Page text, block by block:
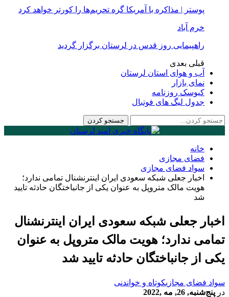
پوستر | مذاکره با آمریکا گره تحریم‌ها را کورتر خواهد کرد
خرم آباد
راهپیمایی روز قدس در لرستان برگزار گردید
قبلی بعدی
آب و هوای استان لرستان
نمای بازار
کیوسک روزنامه
جدول لیگ های فوتبال
خانه
فضای مجازی
سواد فضای مجازی
اخبار جعلی شبکه سعودی ایران اینترنشنال تمامی ندارد؛
هویت مالک متروپل به عنوان یکی از جانباختگان حادثه تایید
شد
اخبار جعلی شبکه سعودی ایران اینترنشنال
تمامی ندارد؛ هویت مالک متروپل به عنوان
یکی از جانباختگان حادثه تایید شد
سواد فضای مجازیکوتاه و خواندنی
در پنج‌شنبه, 26, مه ,2022